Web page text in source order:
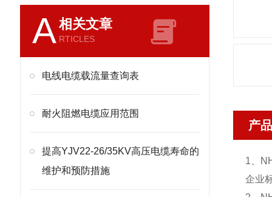
A相关文章
RTICLES
电线电缆载流量查询表
耐火阻燃电缆应用范围
提高YJV22-26/35KV高压电缆寿命的
维护和预防措施
产
1、
企业